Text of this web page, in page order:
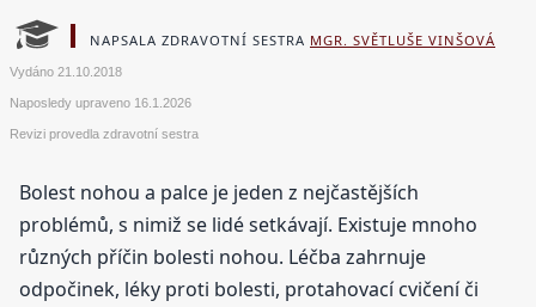
NAPSALA ZDRAVOTNÍ SESTRA MGR. SVĚTLUŠE VINŠOVÁ
Vydáno 21.10.2018
Naposledy upraveno 16.1.2026
Revizi provedla zdravotní sestra
Bolest nohou a palce je jeden z nejčastějších
problémů, s nimiž se lidé setkávají. Existuje mnoho
různých příčin bolesti nohou. Léčba zahrnuje
odpočinek, léky proti bolesti, protahovací cvičení či